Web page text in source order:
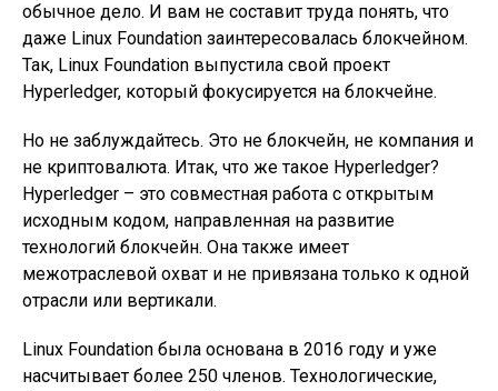
обычное дело. И вам не составит труда понять, что
даже Linux Foundation заинтересовалась блокчейном.
Так, Linux Foundation выпустила свой проект
Hyperledger, который фокусируется на блокчейне.
Но не заблуждайтесь. Это не блокчейн, не компания и
не криптовалюта. Итак, что же такое Hyperledger?
Hyperledger – это совместная работа с открытым
исходным кодом, направленная на развитие
технологий блокчейн. Она также имеет
межотраслевой охват и не привязана только к одной
отрасли или вертикали.
Linux Foundation была основана в 2016 году и уже
насчитывает более 250 членов. Технологические,